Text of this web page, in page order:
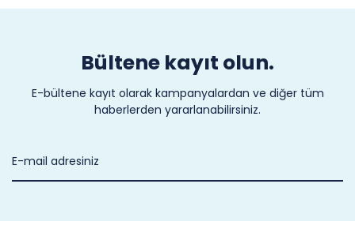
Bültene kayıt olun.
E-bültene kayıt olarak kampanyalardan ve diğer tüm
haberlerden yararlanabilirsiniz.